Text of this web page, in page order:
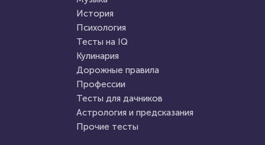
Пройти тест
23 марта 2021 219791
Алекса КнязеваИстория
Психология
Тесты на IQ
Кулинария
Дорожные правила
Профессии
Тесты для дачников
Астрология и предсказания
Прочие тесты